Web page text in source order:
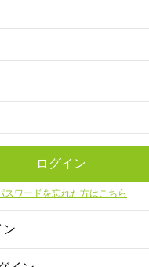
スワードを忘れた方はこちら